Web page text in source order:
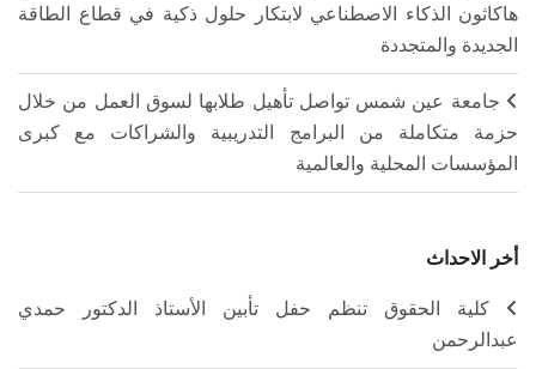
هاكاثون الذكاء الاصطناعي لابتكار حلول ذكية في قطاع الطاقة
الجديدة والمتجددة
جامعة عين شمس تواصل تأهيل طلابها لسوق العمل من خلال
حزمة متكاملة من البرامج التدريبية والشراكات مع كبرى
المؤسسات المحلية والعالمية
أخر الاحداث
كلية الحقوق تنظم حفل تأبين الأستاذ الدكتور حمدي
عبدالرحمن